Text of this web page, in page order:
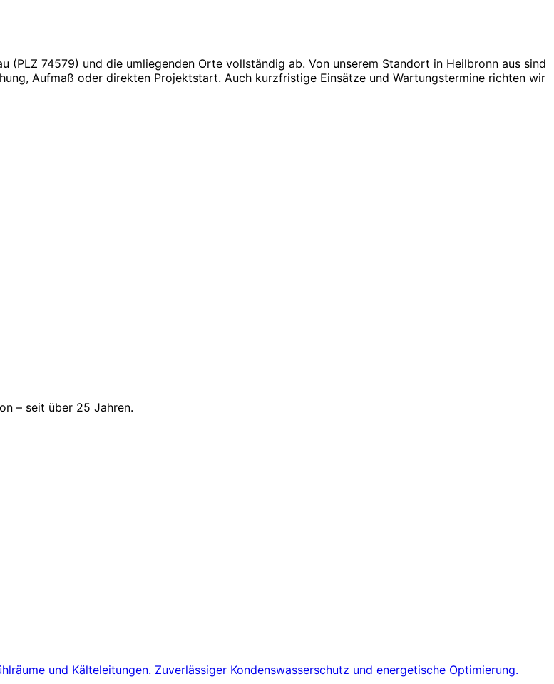
74579) und die umliegenden Orte vollständig ab. Von unserem Standort in Heilbronn aus sind
Aufmaß oder direkten Projektstart. Auch kurzfristige Einsätze und Wartungstermine richten wir
– seit über 25 Jahren.
und Kälteleitungen. Zuverlässiger Kondenswasserschutz und energetische Optimierung.